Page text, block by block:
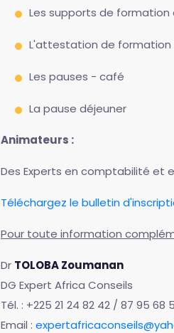
Les supports de
L'attestation de formation
Les pauses - café
La pause déjeuner
Animateurs :
Des Experts en comptabilité et
Téléchargez le bulletin
Pour toute information
Dr TOLOBA Zoumanan
DG Expert Africa Conseils
Tél. : +225 21 24 82 42 / 87 95 68
Email :